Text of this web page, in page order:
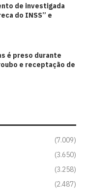
de investigada
do INSS” e
é preso durante
e receptação de
(7.009)
(3.650)
(3.258)
(2.487)